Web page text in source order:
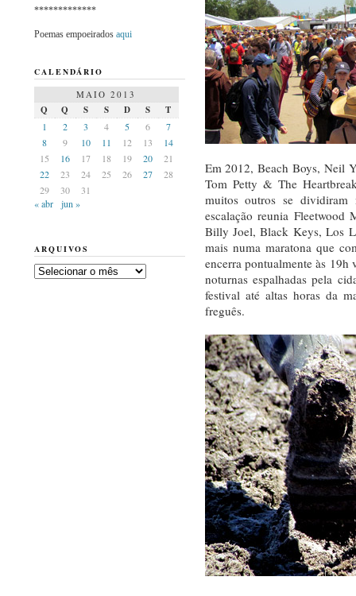
Em 2012, Beach Boys, Neil
Tom Petty & The
muitos outros se
escalação reunia Fleetwood
Billy Joel, Black Keys, Los
mais numa maratona que
encerra pontualmente às 19h
noturnas espalhadas pela
festival até altas horas da
freguês.
*************
Poemas empoeirados aqui
CALENDÁRIO
MAIO 2013
Q Q S S D S
T
1
2 3 4 5 6
7
8
9 10 11 12 13
14
15
16 17 18 19 20
21
22
23 24 25 26 27
28
29
30
31
« abr
jun »
ARQUIVOS
Arquivos